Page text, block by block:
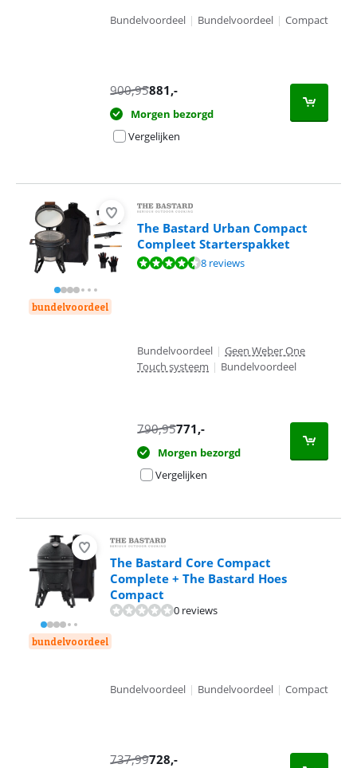
Bundelvoordeel | Bundelvoordeel | Compact
900,95881,-
Morgen bezorgd
Vergelijken
bundelvoordeel
The Bastard Urban Compact
Compleet Starterspakket
Beoordeling is 9,1 van de 10, gebaseerd op 8 reviews.
8 reviews
Bundelvoordeel | Geen Weber One
Touch systeem | Bundelvoordeel
790,95771,-
Morgen bezorgd
Vergelijken
bundelvoordeel
The Bastard Core Compact
Complete + The Bastard Hoes
Compact
0 reviews
Bundelvoordeel | Bundelvoordeel | Compact
737,99728,-